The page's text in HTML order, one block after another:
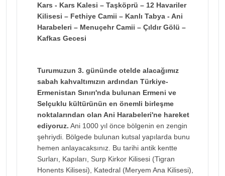
Kars - Kars Kalesi – Taşköprü – 12 Havariler
Kilisesi – Fethiye Camii – Kanlı Tabya - Ani
Harabeleri – Menuçehr Camii – Çıldır Gölü –
Kafkas Gecesi
Turumuzun 3. gününde otelde alacağımız
sabah kahvaltımızın ardından Türkiye-
Ermenistan Sınırı'nda bulunan Ermeni ve
Selçuklu kültürünün en önemli birleşme
noktalarından olan Ani Harabeleri'ne hareket
ediyoruz. Ani 1000 yıl önce bölgenin en zengin
şehriydi. Bölgede bulunan kutsal yapılarda bunu
hemen anlayacaksınız. Bu tarihi antik kentte
Surları, Kapıları, Surp Kirkor Kilisesi (Tigran
Honents Kilisesi), Katedral (Meryem Ana Kilisesi),